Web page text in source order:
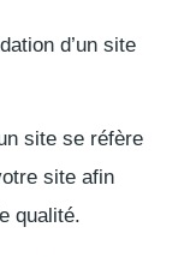
d’un site
site se réfère
site afin
qualité.